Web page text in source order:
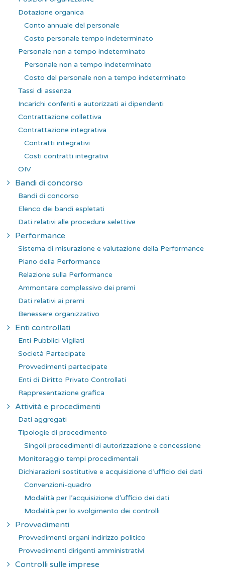
Dotazione organica
Conto annuale del personale
Costo personale tempo indeterminato
Personale non a tempo indeterminato
Personale non a tempo indeterminato
Costo del personale non a tempo indeterminato
Tassi di assenza
Incarichi conferiti e autorizzati ai dipendenti
Contrattazione collettiva
Contrattazione integrativa
Contratti integrativi
Costi contratti integrativi
OIV
Bandi di concorso
Bandi di concorso
Elenco dei bandi espletati
Dati relativi alle procedure selettive
Performance
Sistema di misurazione e valutazione della Performance
Piano della Performance
Relazione sulla Performance
Ammontare complessivo dei premi
Dati relativi ai premi
Benessere organizzativo
Enti controllati
Enti Pubblici Vigilati
Società Partecipate
Provvedimenti partecipate
Enti di Diritto Privato Controllati
Rappresentazione grafica
Attività e procedimenti
Dati aggregati
Tipologie di procedimento
Singoli procedimenti di autorizzazione e concessione
Monitoraggio tempi procedimentali
Dichiarazioni sostitutive e acquisizione d’ufficio dei dati
Convenzioni-quadro
Modalità per l’acquisizione d’ufficio dei dati
Modalità per lo svolgimento dei controlli
Provvedimenti
Provvedimenti organi indirizzo politico
Provvedimenti dirigenti amministrativi
Controlli sulle imprese